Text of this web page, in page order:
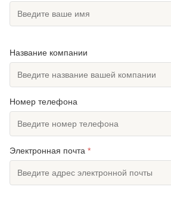
Color:
Серебряный или
High Light: Окраска стальной
Монопольная
башня с монополем
Название компании
Номер телефона
Электронная почта *